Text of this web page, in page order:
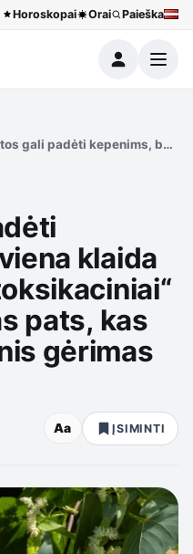
Horoskopai Orai Paieška
Meniu
gali padėti kepenims, bet
klaida
pats, kas
gėrimas
Aa ĮSIMINTI